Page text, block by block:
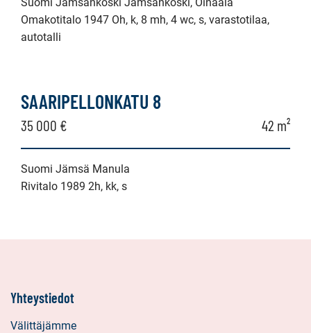
Omakotitalo 1947 Oh, k, 8 mh, 4 wc, s, varastotilaa,
autotalli
SAARIPELLONKATU 8
35 000 € 42 m²
Suomi Jämsä Manula
Rivitalo 1989 2h, kk, s
Yhteystiedot
Välittäjämme